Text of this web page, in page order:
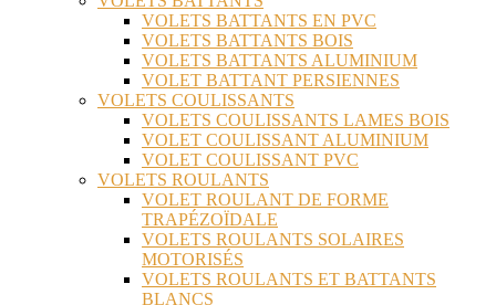
VOLETS BATTANTS EN PVC
VOLETS BATTANTS BOIS
VOLETS BATTANTS ALUMINIUM
VOLET BATTANT PERSIENNES
VOLETS COULISSANTS
VOLETS COULISSANTS LAMES BOIS
VOLET COULISSANT ALUMINIUM
VOLET COULISSANT PVC
VOLETS ROULANTS
VOLET ROULANT DE FORME
TRAPÉZOÏDALE
VOLETS ROULANTS SOLAIRES
MOTORISÉS
VOLETS ROULANTS ET BATTANTS
BLANCS